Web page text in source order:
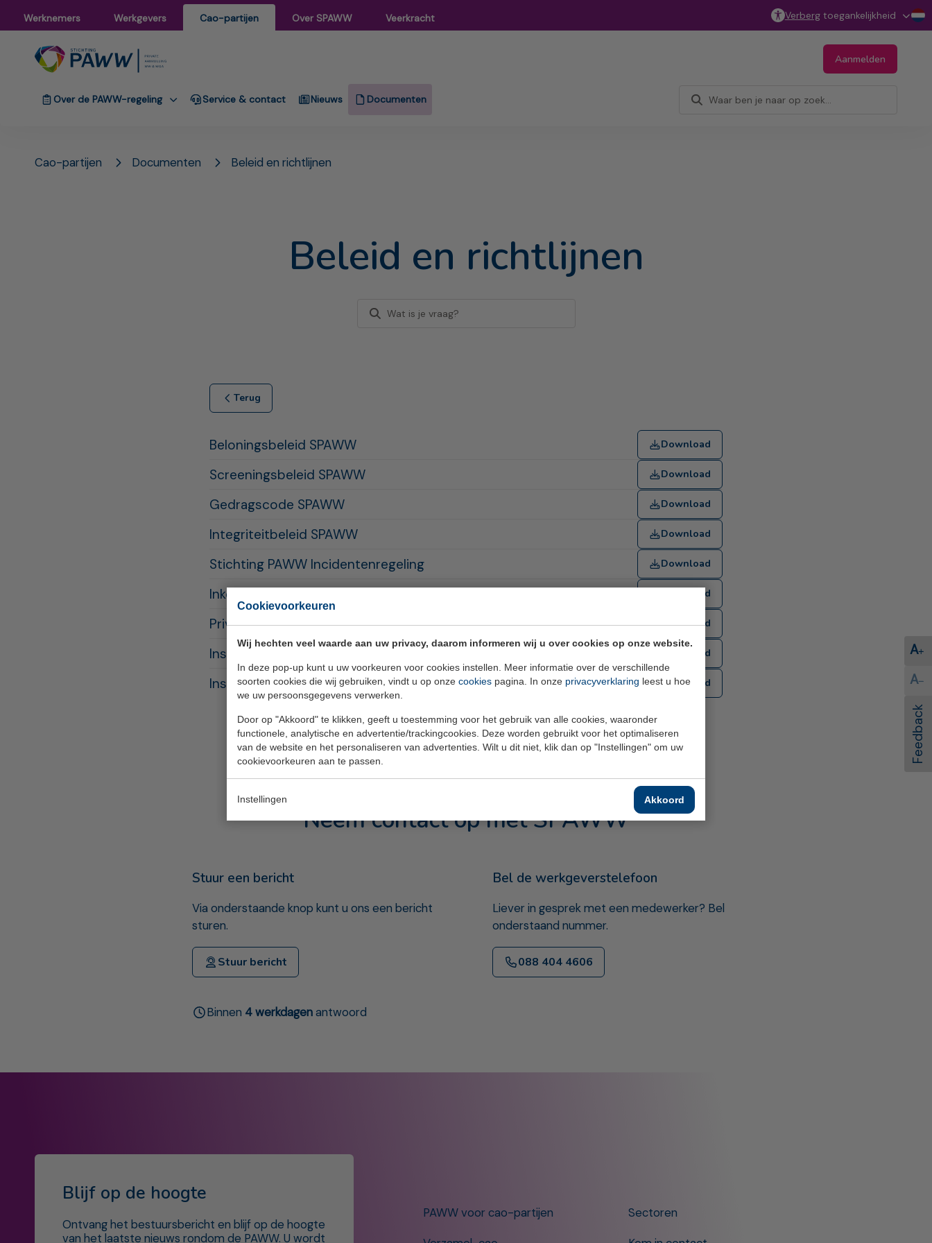
Cookievoorkeuren
Wij hechten veel waarde aan uw privacy, daarom informeren wij u over cookies op onze website.
In deze pop-up kunt u uw voorkeuren voor cookies instellen. Meer informatie over de verschillende
soorten cookies die wij gebruiken, vindt u op onze cookies pagina. In onze privacyverklaring leest u hoe
we uw persoonsgegevens verwerken.
Door op "Akkoord" te klikken, geeft u toestemming voor het gebruik van alle cookies, waaronder
functionele, analytische en advertentie/trackingcookies. Deze worden gebruikt voor het optimaliseren
van de website en het personaliseren van advertenties. Wilt u dit niet, klik dan op "Instellingen" om uw
cookievoorkeuren aan te passen.
Instellingen Akkoord
Werknemers Werkgevers Cao-partijen Over SPAWW Veerkracht Verbergtoegankelijkheid
Aanmelden
Over de PAWW-regeling Service & contact Nieuws Documenten
A
A
Feedback
Cao-partijen Documenten Beleid en richtlijnen
Beleid en richtlijnen
Terug
Beloningsbeleid SPAWW Download
Screeningsbeleid SPAWW Download
Gedragscode SPAWW Download
Integriteitbeleid SPAWW Download
Stichting PAWW Incidentenregeling Download
Inkoop-en uitbestedingsbeleid SPAWW Download
Privacybeleid SPAWW Download
Instructie voor werkgevers Download
Instructie voor administratiekantoren Download
Neem contact op met SPAWW
Stuur een bericht
Via onderstaande knop kunt u ons een bericht
sturen.
Stuur bericht
Binnen 4 werkdagenantwoord
Bel de werkgeverstelefoon
Liever in gesprek met een medewerker? Bel
onderstaand nummer.
088 404 4606
Blijf op de hoogte
Ontvang het bestuursbericht en blijf op de hoogte
van het laatste nieuws rondom de PAWW. U wordt
PAWW voor cao-partijen
Sectoren